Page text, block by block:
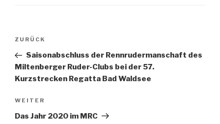
Beitragsnavigation
Vorheriger
Beitrag
ZURÜCK
Saisonabschluss der Rennrudermanschaft des
Miltenberger Ruder-Clubs bei der 57.
Kurzstrecken Regatta Bad Waldsee
Nächster
Beitrag
WEITER
Das Jahr 2020 im MRC